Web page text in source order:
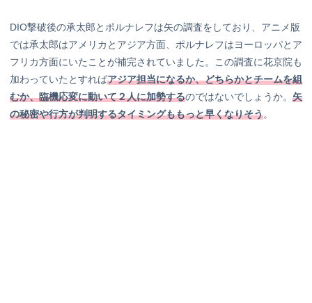
DIO撃破後の承太郎とポルナレフは矢の調査をしており、アニメ版
では承太郎はアメリカとアジア方面、ポルナレフはヨーロッパとア
フリカ方面にいたことが補完されていました。この調査に花京院も
加わっていたとすればアジア担当になるか、どちらかとチームを組
むか、臨機応変に動いて２人に加勢するのではないでしょうか。 矢
の秘密や行方が判明するタイミングももっと早くなりそう。